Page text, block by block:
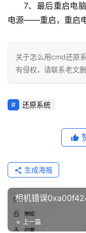
识
答
在
线
工
7、最后重启电
电源——重启，重启电
关于怎么用cmd还原
有侵权，请联系老文删
还原系统
生成海报
相机错误
上一篇